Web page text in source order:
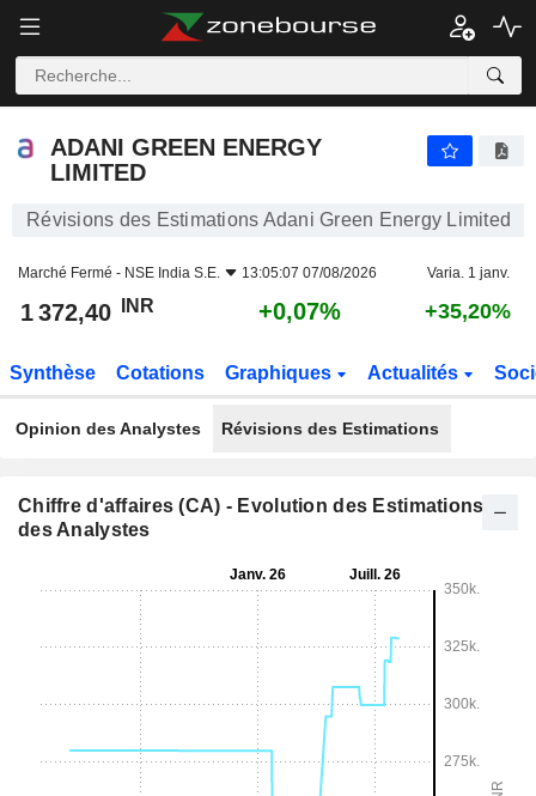
ADANI GREEN ENERGY
LIMITED
Révisions des Estimations Adani Green Energy Limited
Marché Fermé - NSE India S.E. 13:05:07 07/08/2026 Varia. 1 janv.
1 372,40 INR +0,07% +35,20%
Synthèse Cotations Graphiques Actualités
Opinion des Analystes Révisions des Estimations
Chiffre d'affaires (CA) - Evolution des Estimations
des Analystes